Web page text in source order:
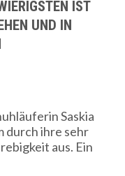
IST
UND IN
Saskia
durch ihre sehr
aus. Ein